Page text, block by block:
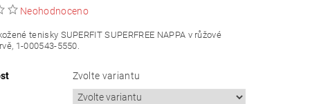
Neohodnoceno
tenisky SUPERFIT SUPERFREE NAPPA v růžové
1-000543-5550.
Zvolte variantu